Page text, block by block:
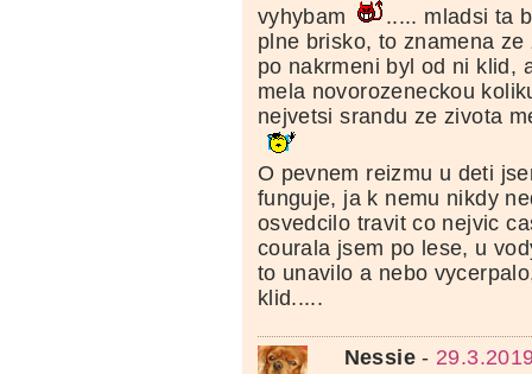
vyhybam
..... mladsi ta
plne brisko, to znamena
po nakrmeni byl od ni klid,
mela novorozeneckou
nejvetsi srandu ze zivota
O pevnem reizmu u deti
funguje, ja k nemu nikdy
osvedcilo travit co nejvic
courala jsem po lese, u
to unavilo a nebo
klid.....
Nessie-